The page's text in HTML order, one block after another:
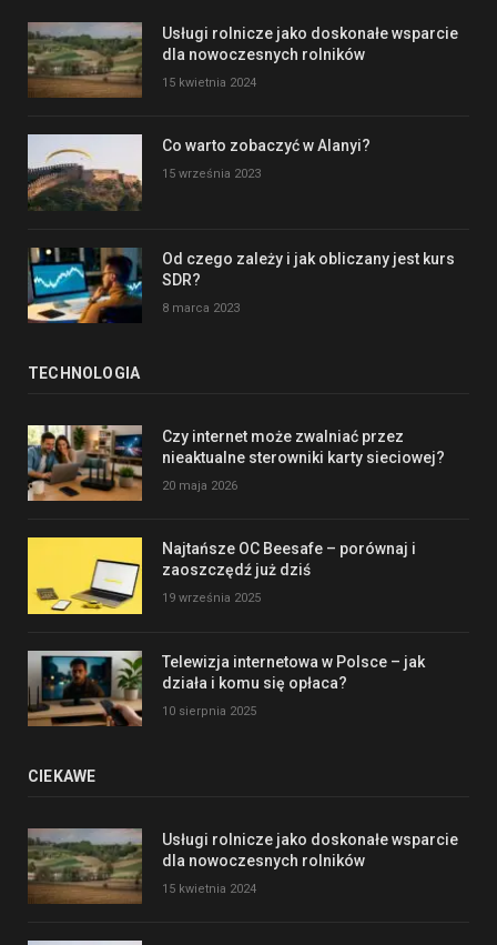
Usługi rolnicze jako doskonałe wsparcie
dla nowoczesnych rolników
15 kwietnia 2024
Co warto zobaczyć w Alanyi?
15 września 2023
Od czego zależy i jak obliczany jest kurs
SDR?
8 marca 2023
TECHNOLOGIA
Czy internet może zwalniać przez
nieaktualne sterowniki karty sieciowej?
20 maja 2026
Najtańsze OC Beesafe – porównaj i
zaoszczędź już dziś
19 września 2025
Telewizja internetowa w Polsce – jak
działa i komu się opłaca?
10 sierpnia 2025
CIEKAWE
Usługi rolnicze jako doskonałe wsparcie
dla nowoczesnych rolników
15 kwietnia 2024